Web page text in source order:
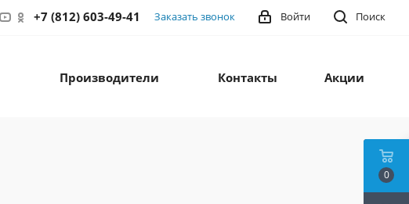
Поиск
Войти
+7 (812) 603-49-41 Заказать звонок
Производители Контакты Акции
0